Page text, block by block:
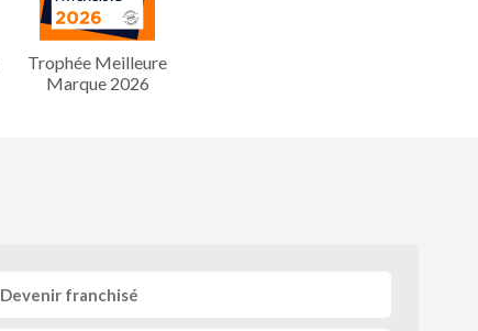
Trophée Meilleure
Marque 2026
Devenir franchisé